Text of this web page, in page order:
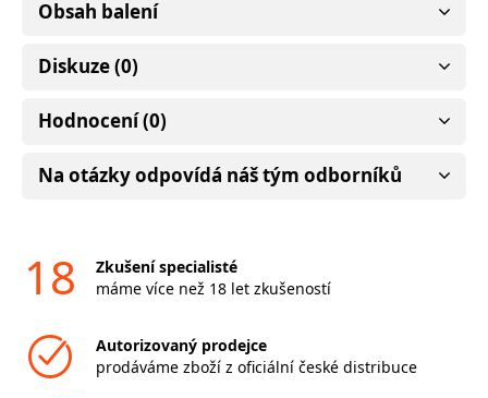
Obsah balení
Diskuze (0)
Hodnocení (0)
Na otázky odpovídá náš tým odborníků
18
Zkušení specialisté
máme více než 18 let zkušeností
Autorizovaný prodejce
prodáváme zboží z oficiální české distribuce